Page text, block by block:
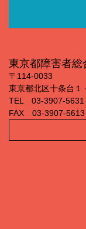
東京都障害者総
〒114‐0033
東京都北区十条台１
TEL 03‐3907‐5631
FAX 03‐3907‐5613